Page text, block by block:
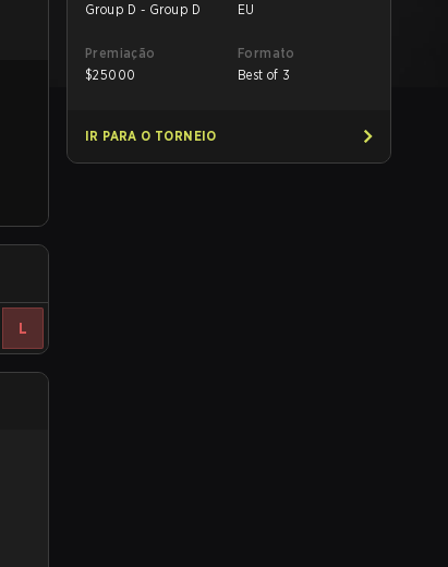
L
Group D - Group D
EU
Premiação
$25000
Formato
Best of 3
IR PARA O TORNEIO